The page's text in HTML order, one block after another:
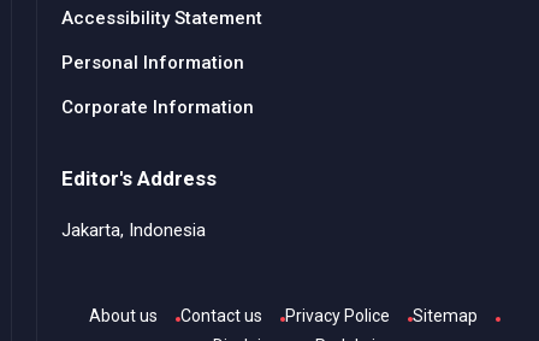
Accessibility Statement
Personal Information
Corporate Information
Editor's Address
Jakarta, Indonesia
About us Contact us Privacy Police
Sitemap